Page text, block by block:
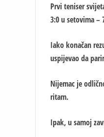
Prvi teniser
3:0 u setovima –
Iako konačan
uspijevao da
Nijemac je
ritam.
Ipak, u samoj